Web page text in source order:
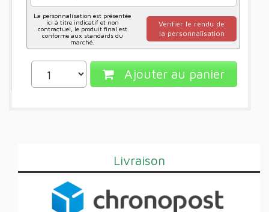
La personnalisation est présentée
ici à titre indicatif et non
contractuel, le produit final est
conforme aux standards du
marché.
Vérifier le rendu de
la personnalisation
Ajouter au panier
Livraison